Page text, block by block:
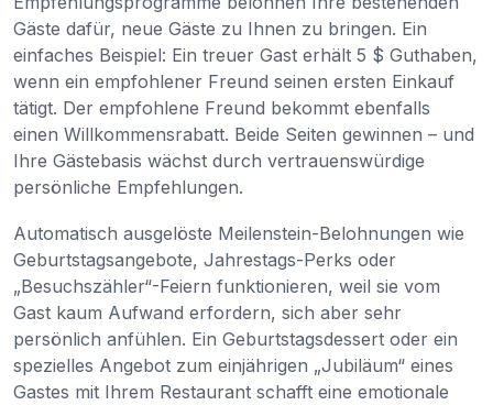
Gäste dafür, neue Gäste zu Ihnen zu bringen. Ein
einfaches Beispiel: Ein treuer Gast erhält 5 $ Guthaben,
wenn ein empfohlener Freund seinen ersten Einkauf
tätigt. Der empfohlene Freund bekommt ebenfalls
einen Willkommensrabatt. Beide Seiten gewinnen – und
Ihre Gästebasis wächst durch vertrauenswürdige
persönliche Empfehlungen.
Automatisch ausgelöste Meilenstein-Belohnungen wie
Geburtstagsangebote, Jahrestags-Perks oder
„Besuchszähler“-Feiern funktionieren, weil sie vom
Gast kaum Aufwand erfordern, sich aber sehr
persönlich anfühlen. Ein Geburtstagsdessert oder ein
spezielles Angebot zum einjährigen „Jubiläum“ eines
Gastes mit Ihrem Restaurant schafft eine emotionale